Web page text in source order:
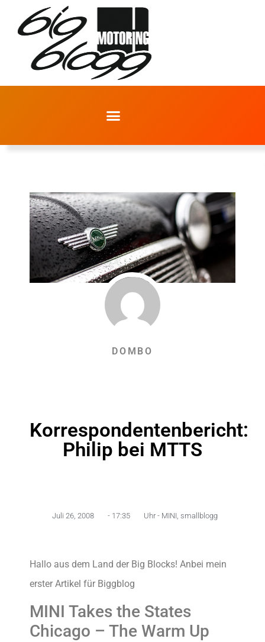
DOMBO
Korrespondentenbericht:
Philip bei MTTS
Juli 26, 2008 - 17:35 Uhr - MINI smallblogg
Hallo aus dem Land der Big Blocks! Anbei mein
erster Artikel für Biggblog
MINI Takes the States
Chicago – The Warm Up